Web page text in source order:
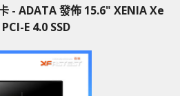
- ADATA 發佈 15.6" XENIA Xe
E 4.0 SSD